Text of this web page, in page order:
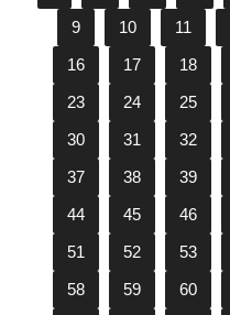
9
10 11
16
17 18
23
24 25
30
31 32
37
38 39
44
45 46
51
52 53
58
59 60